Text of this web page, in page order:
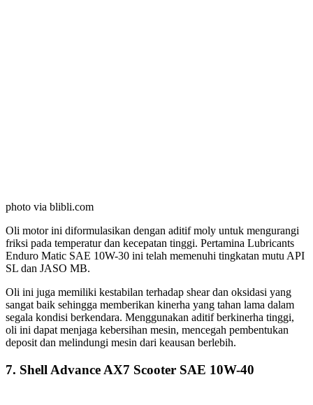
photo via blibli.com
Oli motor ini diformulasikan dengan aditif moly untuk mengurangi
friksi pada temperatur dan kecepatan tinggi. Pertamina Lubricants
Enduro Matic SAE 10W-30 ini telah memenuhi tingkatan mutu API
SL dan JASO MB.
Oli ini juga memiliki kestabilan terhadap shear dan oksidasi yang
sangat baik sehingga memberikan kinerha yang tahan lama dalam
segala kondisi berkendara. Menggunakan aditif berkinerha tinggi,
oli ini dapat menjaga kebersihan mesin, mencegah pembentukan
deposit dan melindungi mesin dari keausan berlebih.
7. Shell Advance AX7 Scooter SAE 10W-40